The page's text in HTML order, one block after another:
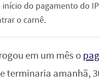
do pagamento do
o carnê.
em um mês o
terminaria amanhã,